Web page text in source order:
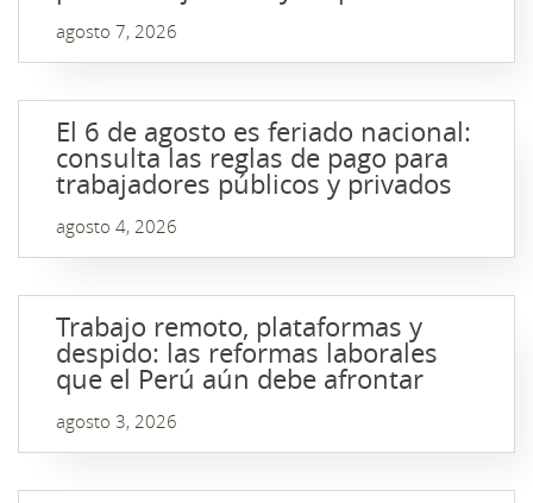
agosto 7, 2026
El 6 de agosto es feriado nacional:
consulta las reglas de pago para
trabajadores públicos y privados
agosto 4, 2026
Trabajo remoto, plataformas y
despido: las reformas laborales
que el Perú aún debe afrontar
agosto 3, 2026